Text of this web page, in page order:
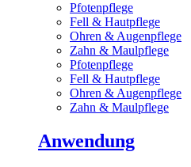
Pfotenpflege
Fell & Hautpflege
Ohren & Augenpflege
Zahn & Maulpflege
Pfotenpflege
Fell & Hautpflege
Ohren & Augenpflege
Zahn & Maulpflege
Anwendung